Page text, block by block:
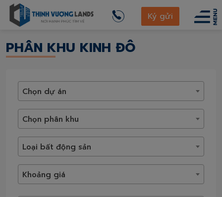
Ký gửi
thinhvuonglands.com
Vinhomes Royal Island
Phân khu Kinh Đô
PHÂN KHU KINH ĐÔ
Chọn dự án
Chọn phân khu
Loại bất động sản
Khoảng giá